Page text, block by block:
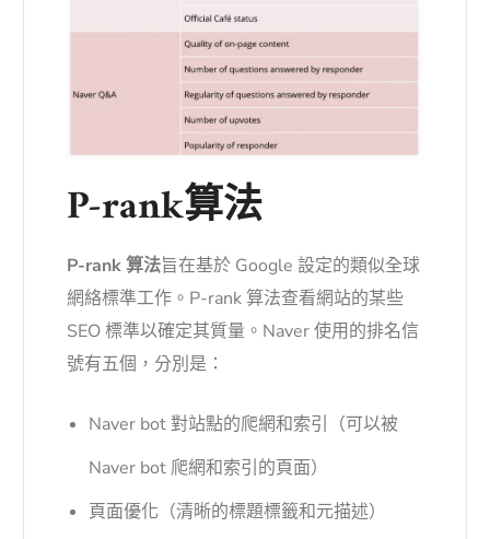
P-rank算法
P-rank 算法旨在基於 Google 設定的類似全球
網絡標準工作。P-rank 算法查看網站的某些
SEO 標準以確定其質量。Naver 使用的排名信
號有五個，分別是：
Naver bot 對站點的爬網和索引（可以被
Naver bot 爬網和索引的頁面）
頁面優化（清晰的標題標籤和元描述）